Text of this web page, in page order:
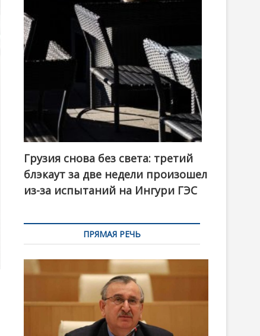
Грузия снова без света: третий
блэкаут за две недели произошел
из-за испытаний на Ингури ГЭС
ПРЯМАЯ РЕЧЬ